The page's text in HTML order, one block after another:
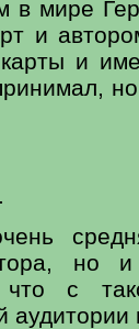
в мире
и
и
но и
что с
аудитории